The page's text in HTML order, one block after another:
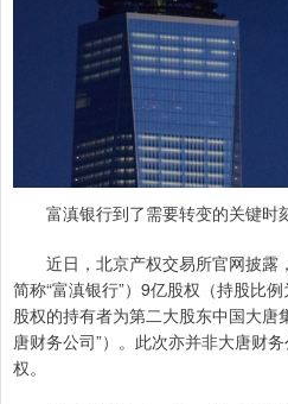
富滇银行到了需要转变的关键时
近日，北京产权交易所官网披露
简称“富滇银行”）9亿股权（持股比
股权的持有者为第二大股东中国大唐
唐财务公司”）。此次亦并非大唐财
权。